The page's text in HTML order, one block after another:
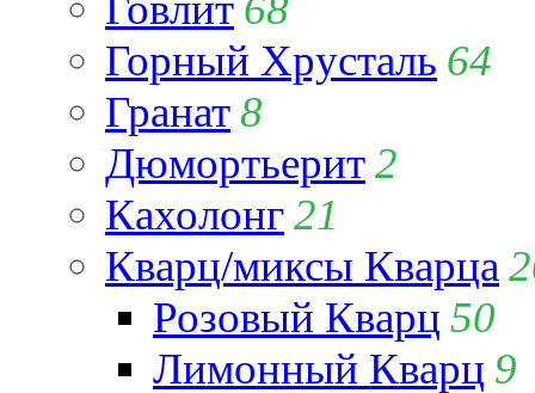
Горный Хрусталь 64
Гранат8
Дюмортьерит2
Кахолонг21
Кварц/миксы Кварца
Розовый Кварц 50
Лимонный Кварц 9